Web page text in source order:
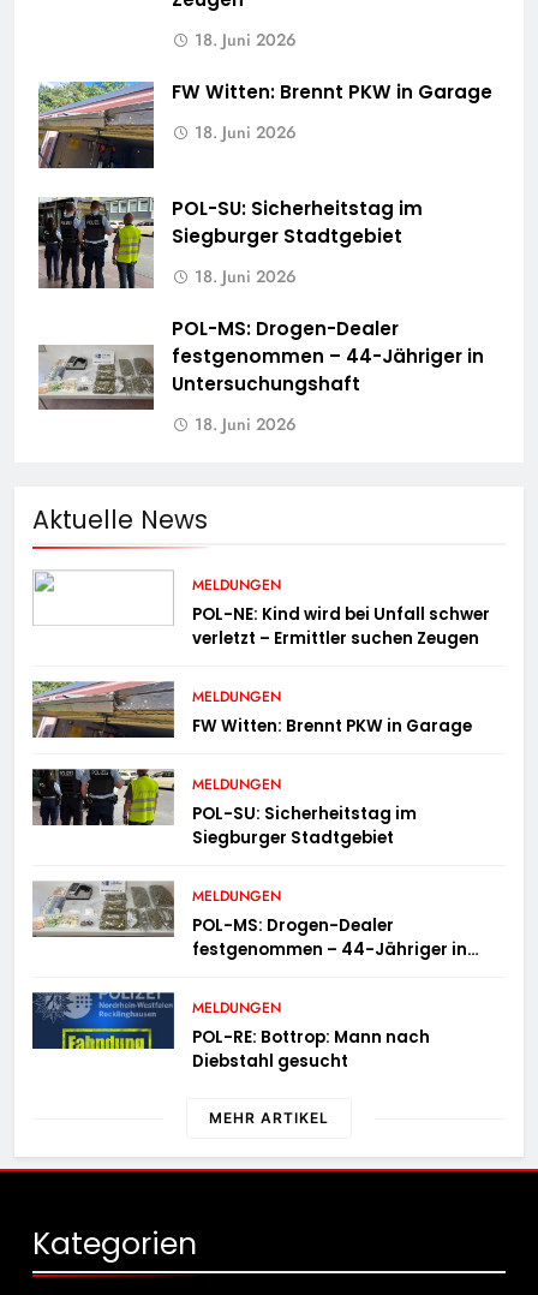
18. Juni 2026
FW Witten: Brennt PKW in Garage
18. Juni 2026
POL-SU: Sicherheitstag im
Siegburger Stadtgebiet
18. Juni 2026
POL-MS: Drogen-Dealer
festgenommen – 44-Jähriger in
Untersuchungshaft
18. Juni 2026
Aktuelle News
MELDUNGEN
POL-NE: Kind wird bei Unfall schwer
verletzt – Ermittler suchen Zeugen
MELDUNGEN
FW Witten: Brennt PKW in Garage
MELDUNGEN
POL-SU: Sicherheitstag im
Siegburger Stadtgebiet
MELDUNGEN
POL-MS: Drogen-Dealer
festgenommen – 44-Jähriger in
MELDUNGEN
POL-RE: Bottrop: Mann nach
Diebstahl gesucht
MEHR ARTIKEL
Kategorien